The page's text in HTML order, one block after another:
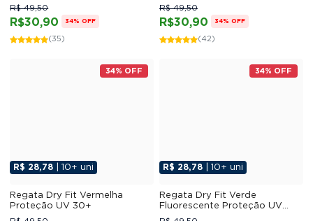
R$30,90
R$ 49,50
34% OFF
(35)
R$30,90
R$ 49,50
34% OFF
(42)
34% OFF
R$ 28,78 | 10+ uni
Regata Dry Fit Vermelha
Proteção UV 30+
34% OFF
R$ 28,78 | 10+ uni
Regata Dry Fit Verde
Fluorescente Proteção UV
30+